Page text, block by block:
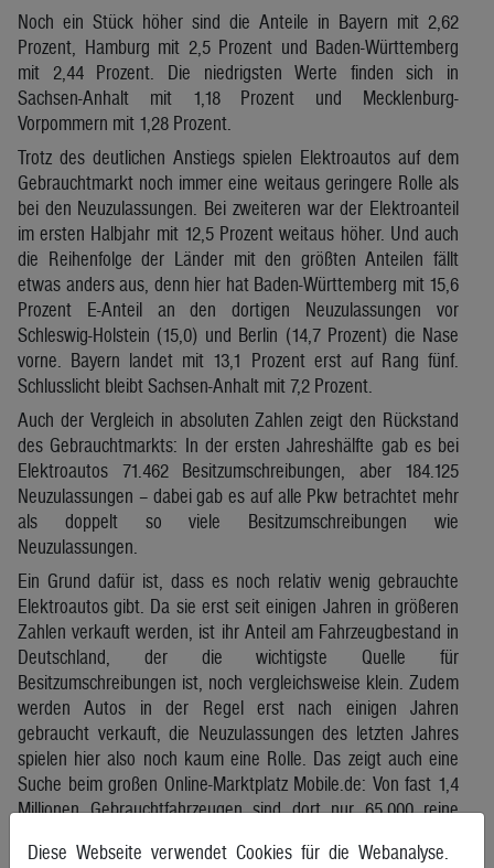
Noch ein Stück höher sind die Anteile in Bayern mit 2,62
Prozent, Hamburg mit 2,5 Prozent und Baden-Württemberg
mit 2,44 Prozent. Die niedrigsten Werte finden sich in
Sachsen-Anhalt mit 1,18 Prozent und Mecklenburg-
Vorpommern mit 1,28 Prozent.
Trotz des deutlichen Anstiegs spielen Elektroautos auf dem
Gebrauchtmarkt noch immer eine weitaus geringere Rolle als
bei den Neuzulassungen. Bei zweiteren war der Elektroanteil
im ersten Halbjahr mit 12,5 Prozent weitaus höher. Und auch
die Reihenfolge der Länder mit den größten Anteilen fällt
etwas anders aus, denn hier hat Baden-Württemberg mit 15,6
Prozent E-Anteil an den dortigen Neuzulassungen vor
Schleswig-Holstein (15,0) und Berlin (14,7 Prozent) die Nase
vorne. Bayern landet mit 13,1 Prozent erst auf Rang fünf.
Schlusslicht bleibt Sachsen-Anhalt mit 7,2 Prozent.
Auch der Vergleich in absoluten Zahlen zeigt den Rückstand
des Gebrauchtmarkts: In der ersten Jahreshälfte gab es bei
Elektroautos 71.462 Besitzumschreibungen, aber 184.125
Neuzulassungen – dabei gab es auf alle Pkw betrachtet mehr
als doppelt so viele Besitzumschreibungen wie
Neuzulassungen.
Ein Grund dafür ist, dass es noch relativ wenig gebrauchte
Elektroautos gibt. Da sie erst seit einigen Jahren in größeren
Zahlen verkauft werden, ist ihr Anteil am Fahrzeugbestand in
Deutschland, der die wichtigste Quelle für
Besitzumschreibungen ist, noch vergleichsweise klein. Zudem
werden Autos in der Regel erst nach einigen Jahren
gebraucht verkauft, die Neuzulassungen des letzten Jahres
spielen hier also noch kaum eine Rolle. Das zeigt auch eine
Suche beim großen Online-Marktplatz Mobile.de: Von fast 1,4
Millionen Gebrauchtfahrzeugen sind dort nur 65.000 reine
Diese Webseite verwendet Cookies für die Webanalyse.